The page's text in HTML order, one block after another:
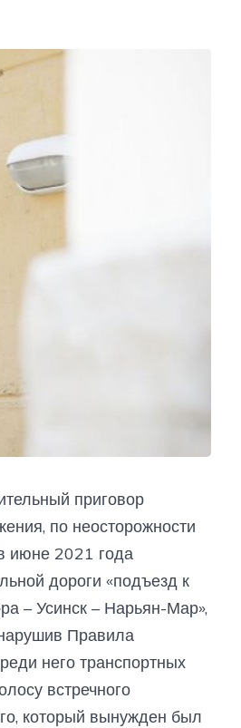
приговор
по неосторожности
июне 2021 года
дороги «подъезд к
– Усинск – Нарьян-Мар»,
Правила
него транспортных
встречного
который вынужден был